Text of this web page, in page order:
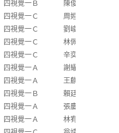
四視覺一Ｂ 陳俊霖
四視覺一Ｃ 周姮葳
四視覺一Ｃ 劉峻丞
四視覺一Ｃ 林佩瑩
四視覺一Ｃ 辛奕霆
四視覺一Ａ 謝耀賢
四視覺一Ａ 王麒傑
四視覺一Ｂ 賴廷瑄
四視覺一Ａ 張慶麗
四視覺一Ａ 林宥丞